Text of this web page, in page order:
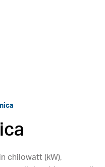
chilowatt (kW),